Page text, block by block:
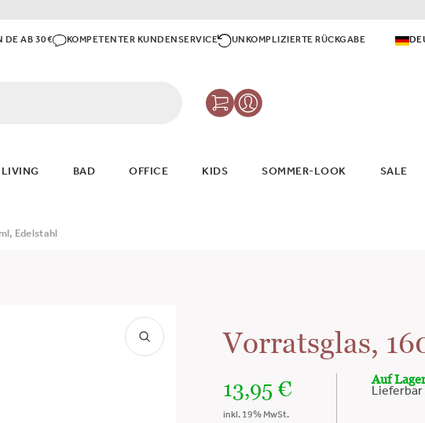
DE AB 30€ KOMPETENTER KUNDENSERVICE UNKOMPLIZIERTE RÜCKGABE
BAD OFFICE KIDS SOMMER-LOOK SALE
Edelstahl
Vorratsglas,
13,95 €
inkl. 19% MwSt.
Auf
Lieferbar